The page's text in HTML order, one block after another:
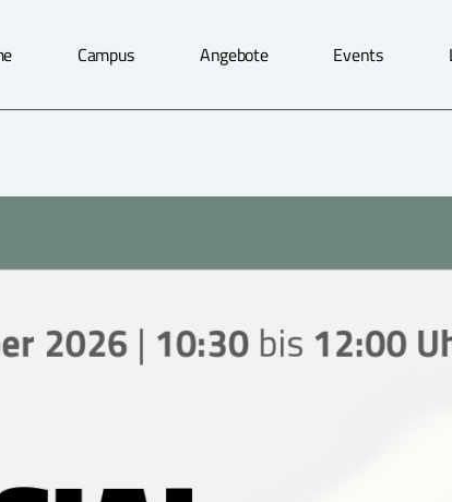
Campus Angebote Events